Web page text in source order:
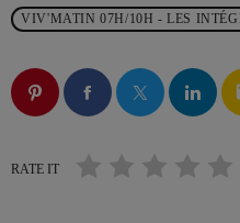
LES MUSICALES
12:00 - 18:00
Music non-stop
VIV'MATIN 07H/10H - LES
RATE IT